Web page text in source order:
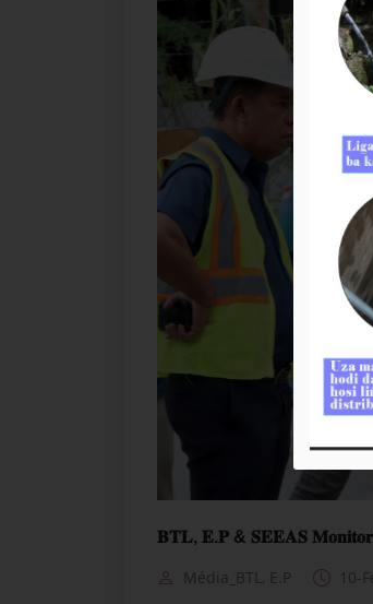
𝐁𝐓𝐋, 𝐄.𝐏 & 𝐒𝐄𝐄𝐀𝐒
Média_BTL, E.P 10-